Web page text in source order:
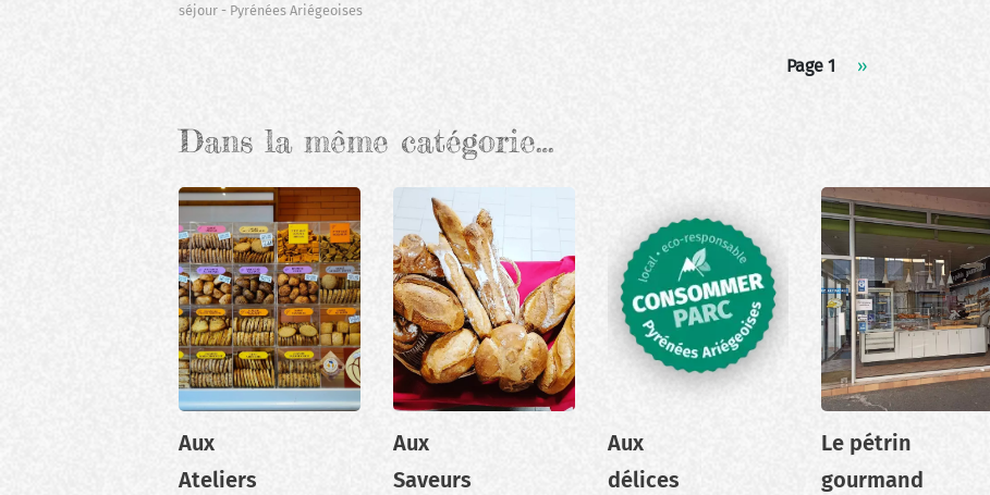
séjour Pyrénées Ariégeoises
Page 1
Page
››
Dans la même catégorie…
Aux
Ateliers
Aux
Saveurs
Aux
délices
Le pétrin
gourmand